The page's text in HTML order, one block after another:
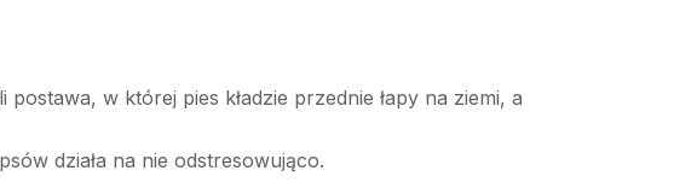
postawa, w której pies kładzie przednie łapy na ziemi, a
działa na nie odstresowująco.